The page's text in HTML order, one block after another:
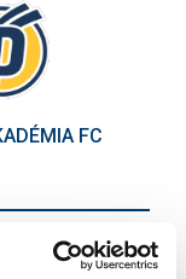
FC
fel ingyenes